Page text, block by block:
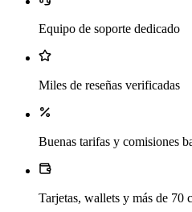
Equipo de soporte dedicado
Miles de reseñas verificadas
Buenas tarifas y comisiones
Tarjetas, wallets y más de 70